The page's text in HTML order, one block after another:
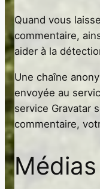
Quand vous
commentaire,
aider à la
Une chaîne
envoyée au
service Gravatar
commentaire,
Médias